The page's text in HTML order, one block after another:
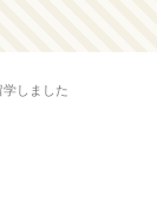
学しました